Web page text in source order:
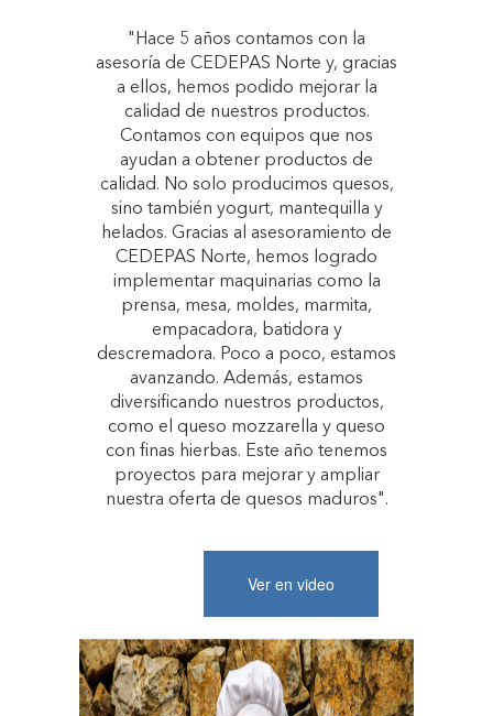
"Hace 5 años contamos con la
asesoría de CEDEPAS Norte y, gracias
a ellos, hemos podido mejorar la
calidad de nuestros productos.
Contamos con equipos que nos
ayudan a obtener productos de
calidad. No solo producimos quesos,
sino también yogurt, mantequilla y
helados. Gracias al asesoramiento de
CEDEPAS Norte, hemos logrado
implementar maquinarias como la
prensa, mesa, moldes, marmita,
empacadora, batidora y
descremadora. Poco a poco, estamos
avanzando. Además, estamos
diversificando nuestros productos,
como el queso mozzarella y queso
con finas hierbas. Este año tenemos
proyectos para mejorar y ampliar
nuestra oferta de quesos maduros".
Ver en video